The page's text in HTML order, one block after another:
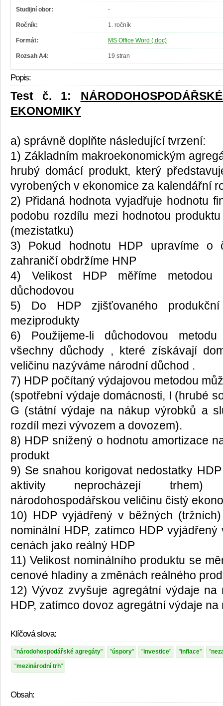
Studijní obor: -
Ročník: 1. ročník
Formát: MS Office Word (.doc)
Rozsah A4: 19 stran
Popis:
Test č. 1:
EKONOMIKY
a) správně doplňte následující tvrzení:
1) Základním makroekonomickým
hrubý domácí produkt, který
vyrobených v ekonomice za kalendářní
2) Přidaná hodnota vyjadřuje hodnotu
podobu rozdílu mezi hodnotou
(mezistatku)
3) Pokud hodnotu HDP upravíme
zahraničí obdržíme HNP
4) Velikost HDP měříme metodou
důchodovou
5) Do HDP zjišťovaného produkční
meziprodukty
6) Použijeme-li důchodovou
všechny důchody , které získávají
veličinu nazýváme národní důchod .
7) HDP počítaný výdajovou metodou
(spotřební výdaje domácnosti, I (hrubé
G (státní výdaje na nákup výrobků a
rozdíl mezi vývozem a dovozem).
8) HDP snížený o hodnotu amortizace
produkt
9) Se snahou korigovat nedostatky
aktivity neprocházejí trhem)
národohospodářskou veličinu čistý
10) HDP vyjádřený v běžných
nominální HDP, zatímco HDP
cenách jako reálný HDP
11) Velikost nominálního produktu se
cenové hladiny a změnách reálného
12) Vývoz zvyšuje agregátní výdaje
HDP, zatímco dovoz agregátní výdaje
Klíčová slova:
národohospodářské agregáty úspory investice inflace
mezinárodní trh
Obsah: